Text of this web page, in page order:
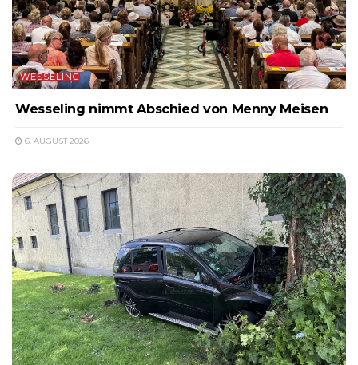
WESSELING
Wesseling nimmt Abschied von Menny Meisen
6. AUGUST 2026